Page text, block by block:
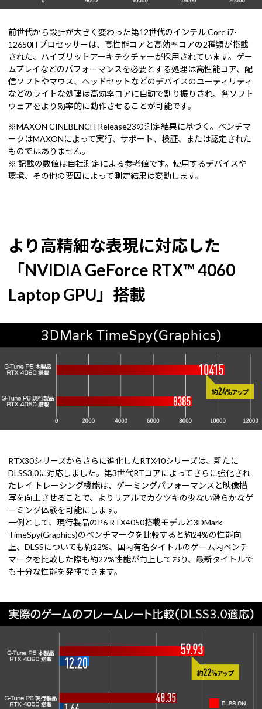
前世代から設計が大きく変わった第12世代のインテル Core i7-
12650H プロセッサーは、高性能コアと高効率コアの2種類が搭載
された、ハイブリットアーキテクチャーが採用されています。ゲー
ムプレイなどのパフォーマンスを必要とする処理は高性能コア、配
信ソフトやマウス、ヘッドセットなどのデバイスのユーティリティ
などのライトな処理は高効率コアに自動で割り振りされ、各ソフト
ウェアをより効率的に動作させることが可能です。
※MAXON CINEBENCH Release23の測定結果に基づく。ベンチマ
ークはMAXONによって実行、サポート、検証、または認定された
ものではありません。
※ 記載の数値は自社測定による参考値です。使用するデバイスや
環境、その他の要因によって測定結果は変動します。
より高精細な表現に対応した
「NVIDIA GeForce RTX™ 4060
Laptop GPU」搭載
RTX30シリーズからさらに進化したRTX40シリーズは、新たに
DLSS3.0に対応しました。第3世代RTコアによってさらに強化され
たレイ トレーシング機能は、ゲーミングパフォーマンスと映像描
写を向上させることで、よりリアルでカクツキの少ない滑らかなゲ
ーミング体験を可能にします。
一例として、現行製品のP6 RTX4050搭載モデルと3DMark
TimeSpy(Graphics)のベンチマークを比較すると約24%の性能向
上、DLSSについても約22%、国内有名タイトルのゲーム内ベンチ
マークを比較した際も約22%性能が向上しており、最新タイトルで
も十分な性能を発揮できます。